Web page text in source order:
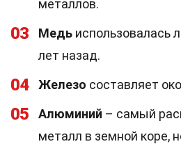
металлов.
03 Медь использовалась
лет назад.
04 Железо составляет
05 Алюминий – самый
металл в земной коре,